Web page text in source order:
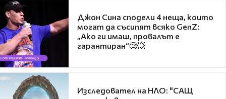
Джон Сина сподели 4 неща, които
могат да съсипят всяко GenZ:
„Ако ги имаш, провалът е
гарантиран“🧐💥
Изследовател на НЛО: "САЩ